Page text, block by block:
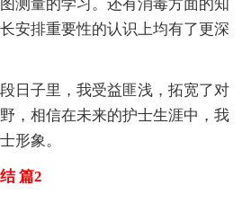
测量的学习。还有消毒方面的知
安排重要性的认识上均有了更深
日子里，我受益匪浅，拓宽了对
，相信在未来的护士生涯中，我
形象。
篇2